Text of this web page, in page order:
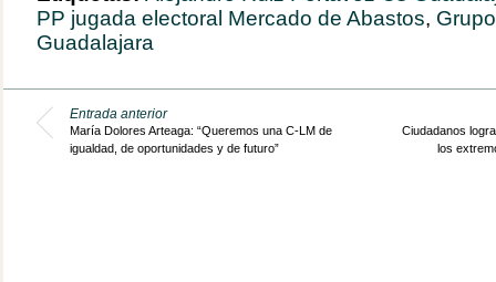
PP jugada electoral Mercado de Abastos,
Guadalajara
Entrada anterior
María Dolores Arteaga: “Queremos una C-LM de
igualdad, de oportunidades y de futuro”
Ciudadanos
los